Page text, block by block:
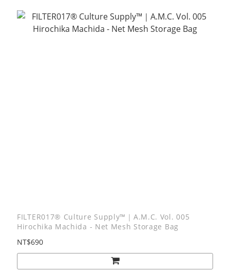
FILTER017® Culture Supply™｜A.M.C. Vol. 005
Hirochika Machida - Net Mesh Storage Bag
NT$690